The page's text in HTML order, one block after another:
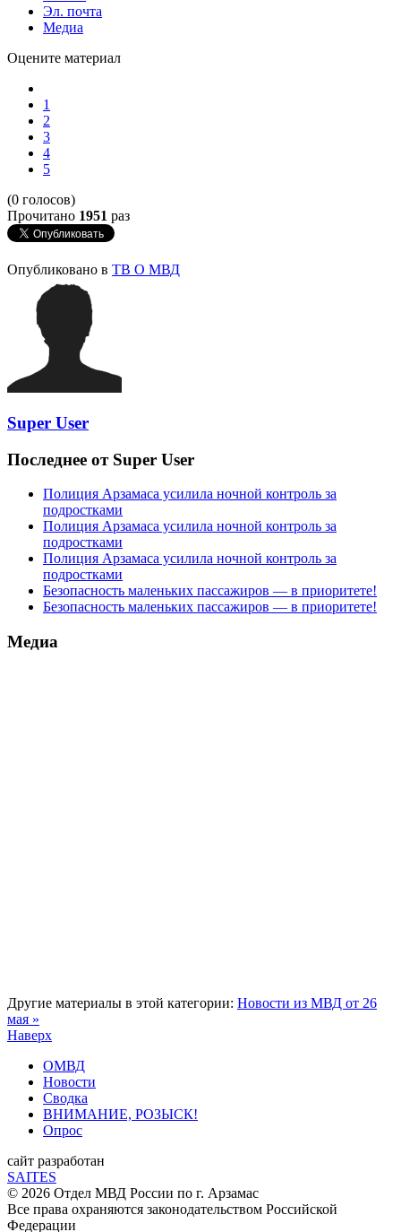
Эл. почта
Медиа
Оцените материал
1
2
3
4
5
(0 голосов)
Прочитано 1951 раз
Опубликовано в ТВ О МВД
Super User
Последнее от Super User
Полиция Арзамаса усилила ночной контроль за
подростками
Полиция Арзамаса усилила ночной контроль за
подростками
Полиция Арзамаса усилила ночной контроль за
подростками
Безопасность маленьких пассажиров — в приоритете!
Безопасность маленьких пассажиров — в приоритете!
Медиа
Другие материалы в этой категории: Новости из МВД от 26
мая »
Наверх
ОМВД
Новости
Сводка
ВНИМАНИЕ, РОЗЫСК!
Опрос
сайт разработан
SAITES
© 2026 Отдел МВД России по г. Арзамас
Все права охраняются законодательством Российской
Федерации